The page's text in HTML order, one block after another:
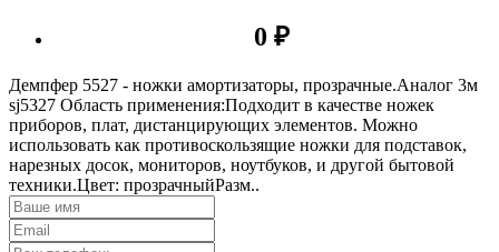
0 ₽
Демпфер 5527 - ножки амортизаторы, прозрачные.Аналог 3м
sj5327 Область применения:Подходит в качестве ножек
приборов, плат, дистанцирующих элементов. Можно
использовать как противоскользящие ножки для подставок,
нарезных досок, мониторов, ноутбуков, и другой бытовой
техники.Цвет: прозрачныйРазм..